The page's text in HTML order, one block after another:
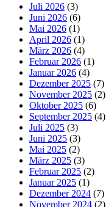
Juli 2026 (3)
Juni 2026 (6)
Mai 2026 (1)
April 2026 (1)
März 2026 (4)
Februar 2026 (1)
Januar 2026 (4)
Dezember 2025 (7)
November 2025 (2)
Oktober 2025 (6)
September 2025 (4)
Juli 2025 (3)
Juni 2025 (3)
Mai 2025 (2)
März 2025 (3)
Februar 2025 (2)
Januar 2025 (1)
Dezember 2024 (7)
November 2024 (2)